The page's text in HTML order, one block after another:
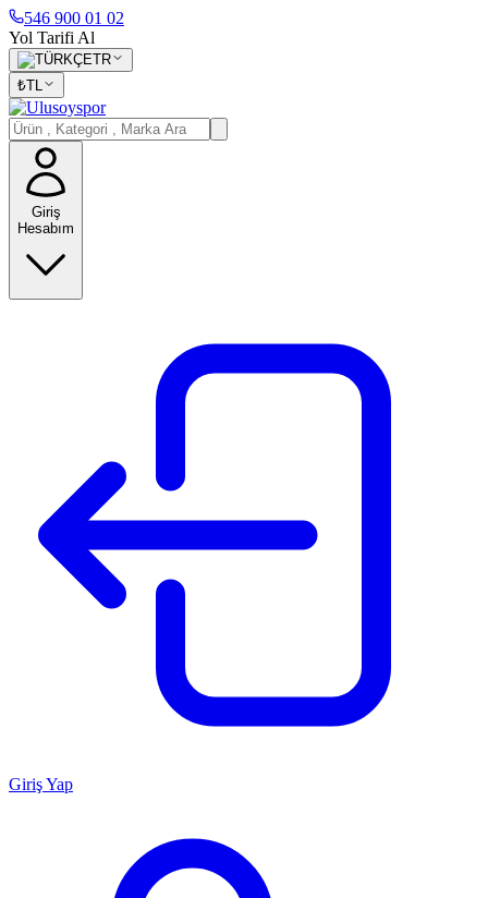
546 900 01 02
Yol Tarifi Al
TR
₺TL
Giriş
Hesabım
Giriş Yap